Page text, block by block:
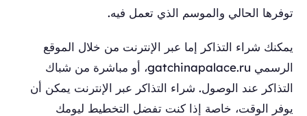
توفرها الحالي والموسم الذي تعمل فيه.
يمكنك شراء التذاكر إما عبر الإنترنت من خلال الموقع
الرسمي gatchinapalace.ru، أو مباشرة من شباك
التذاكر عند الوصول. شراء التذاكر عبر الإنترنت يمكن أن
يوفر الوقت، خاصة إذا كنت تفضل التخطيط ليومك